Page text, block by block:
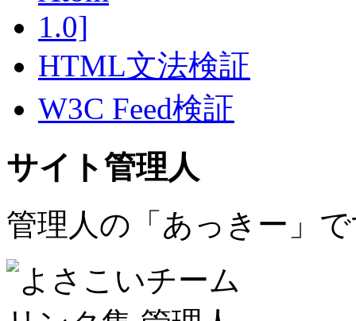
HTML文法検証
W3C Feed検証
サイト管理人
管理人の「あっきー」